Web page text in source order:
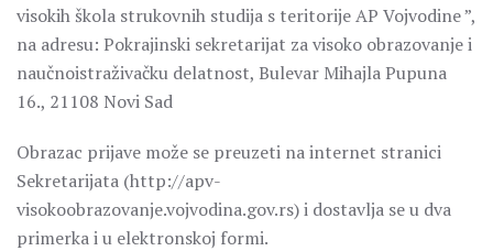
visokih škola strukovnih studija s teritorije AP Vojvodine ”,
na adresu: Pokrajinski sekretarijat za visoko obrazovanje i
naučnoistraživačku delatnost, Bulevar Mihajla Pupuna
16., 21108 Novi Sad
Obrazac prijave može se preuzeti na internet stranici
Sekretarijata (http://apv-
visokoobrazovanje.vojvodina.gov.rs) i dostavlja se u dva
primerka i u elektronskoj formi.